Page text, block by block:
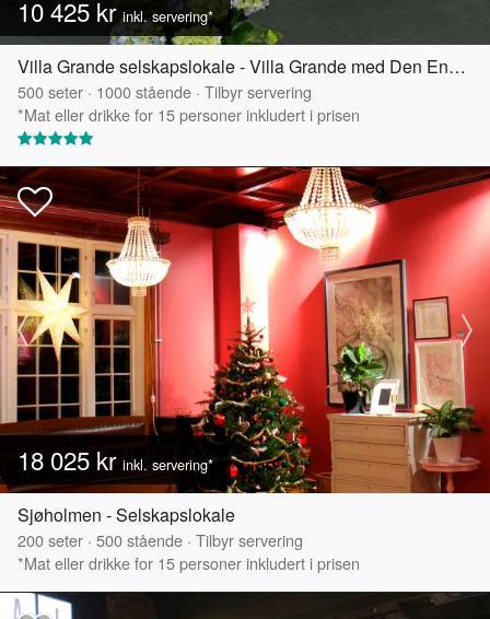
10 425 krinkl. servering*
Villa Grande selskapslokale - Villa Grande med Den Engelske Hagen
500seter · 1000stående · Tilbyr servering
*Mat eller drikke for 15 personer inkludert i prisen
18 025 kr inkl. servering*
Sjøholmen - Selskapslokale
200seter · 500stående · Tilbyr servering
*Mat eller drikke for 15 personer inkludert i prisen